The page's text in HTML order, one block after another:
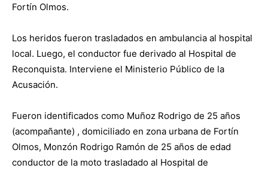
Fortín Olmos.
Los heridos fueron trasladados en ambulancia al hospital
local. Luego, el conductor fue derivado al Hospital de
Reconquista. Interviene el Ministerio Público de la
Acusación.
Fueron identificados como Muñoz Rodrigo de 25 años
(acompañante) , domiciliado en zona urbana de Fortín
Olmos, Monzón Rodrigo Ramón de 25 años de edad
conductor de la moto trasladado al Hospital de